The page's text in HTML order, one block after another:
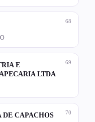
68
69
E
LTDA
70
CAPACHOS